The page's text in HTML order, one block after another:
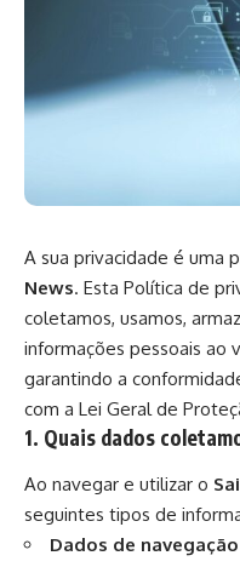
A sua privacidade é uma
News. Esta Política de
coletamos, usamos,
informações pessoais ao
garantindo a
com a Lei Geral de
1. Quais dados
Ao navegar e utilizar o
seguintes tipos de
Dados de